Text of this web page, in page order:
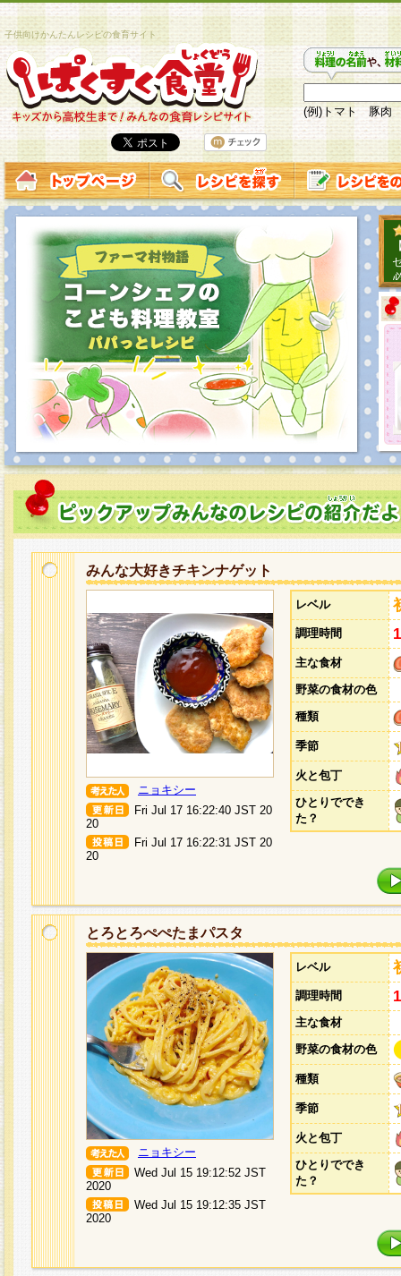
子供向けかんたんレシピの食育サイト
(例)トマト 豚肉
みんな大好きチキンナゲット
ニョキシー
Fri Jul 17 16:22:40 JST 20
20
Fri Jul 17 16:22:31 JST 20
20
レベル
調理時間
主な食材
野菜の食材の色
種類
季節
火と包丁
ひとりででき
た？
とろとろぺぺたまパスタ
ニョキシー
Wed Jul 15 19:12:52 JST
2020
Wed Jul 15 19:12:35 JST
2020
レベル
調理時間
主な食材
野菜の食材の色
種類
季節
火と包丁
ひとりででき
た？